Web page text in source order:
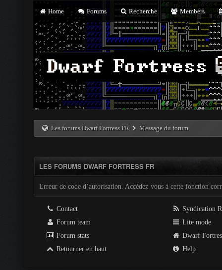
Home Forums Recherche Members
Les forums Dwarf Fortress FR Message du forum
LES FORUMS DWARF FORTRESS FR
Erreur de code d’autorisation. Accédez-vous à cette fonction
Contact
Forum team
Forum stats
Retourner en haut
Syndication
Lite mode
Dwarf
Help